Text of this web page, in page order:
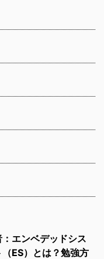
エンベデッドシス
ES）とは？勉強方